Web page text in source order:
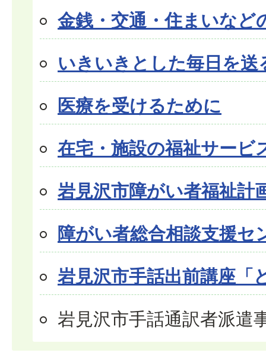
金銭・交通・住まいなど
いきいきとした毎日を送
医療を受けるために
在宅・施設の福祉サービ
岩見沢市障がい者福祉計
障がい者総合相談支援セ
岩見沢市手話出前講座「
岩見沢市手話通訳者派遣